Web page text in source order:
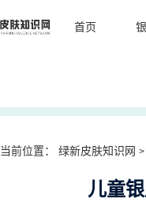
首页
当前位置： 绿新皮肤知识网 >
儿童